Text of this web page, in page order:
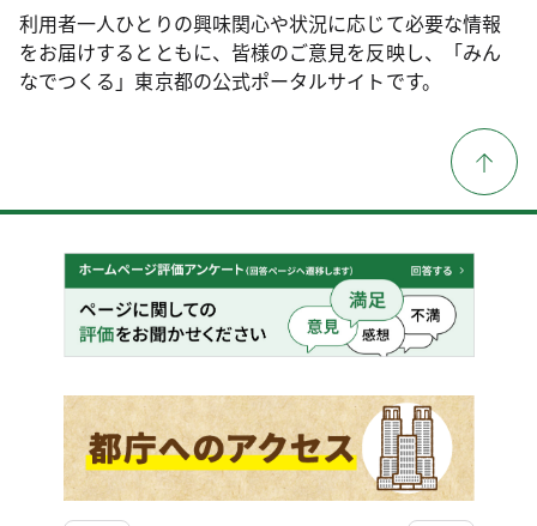
利用者一人ひとりの興味関心や状況に応じて必要な情報
をお届けするとともに、皆様のご意見を反映し、「みん
なでつくる」東京都の公式ポータルサイトです。